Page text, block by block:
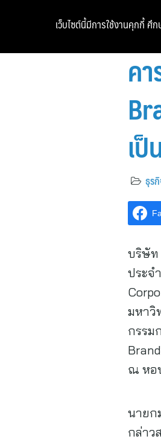
ค
เ
ธุร
บริษัท
ประจ
มหาวิ
กรรม
ณ หอ
นายก
กล่าว
เว็บไซต์นี้มีการใช้งานคุกกี้ ศึก